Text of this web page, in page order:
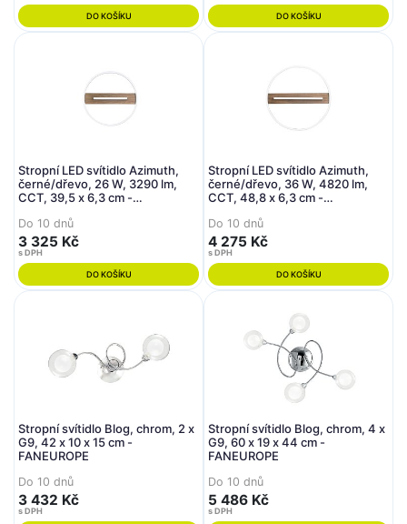
DO KOŠÍKU DO KOŠÍKU
Stropní LED svítidlo Azimuth,
černé/dřevo, 26 W, 3290 lm,
CCT, 39,5 x 6,3 cm -
Do 10 dnů
3 325 Kč
s DPH
DO KOŠÍKU
Stropní LED svítidlo Azimuth,
černé/dřevo, 36 W, 4820 lm,
CCT, 48,8 x 6,3 cm -
Do 10 dnů
4 275 Kč
s DPH
DO KOŠÍKU
Stropní svítidlo Blog, chrom, 2 x
G9, 42 x 10 x 15 cm -
FANEUROPE
Do 10 dnů
3 432 Kč
s DPH
Stropní svítidlo Blog, chrom, 4 x
G9, 60 x 19 x 44 cm -
FANEUROPE
Do 10 dnů
5 486 Kč
s DPH